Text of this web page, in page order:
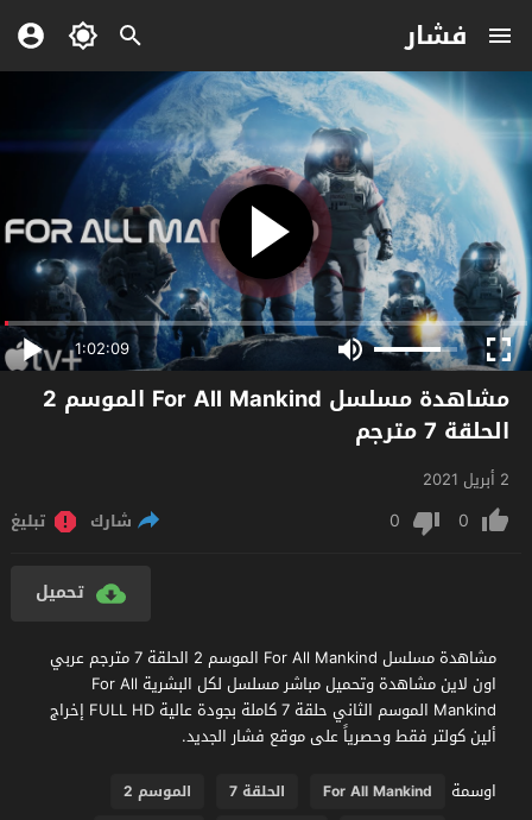
فشار
1:02:09
مشاهدة مسلسل For All Mankind الموسم 2
الحلقة 7 مترجم
2 أبريل 2021
0
0 شارك تبليغ
تحميل
مشاهدة مسلسل For All Mankind الموسم 2 الحلقة 7 مترجم عربي
اون لاين مشاهدة وتحميل مباشر مسلسل لكل البشرية For All
Mankind الموسم الثاني حلقة 7 كاملة بجودة عالية FULL HD إخراج
ألين كولتر فقط وحصرياً على موقع فشار الجديد.
اوسمة
For All Mankind الحلقة 7
الموسم 2